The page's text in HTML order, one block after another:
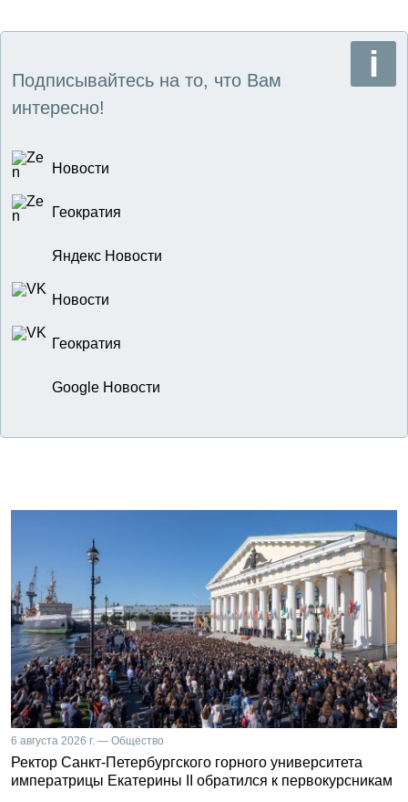
Подписывайтесь на то, что Вам
интересно!
Новости
Геократия
Яндекс Новости
Новости
Геократия
Google Новости
6 августа 2026 г. — Общество
Ректор Санкт-Петербургского горного университета
императрицы Екатерины II обратился к первокурсникам